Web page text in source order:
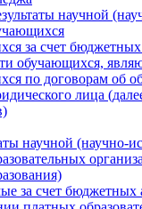
научной
за счет
обучающихся,
по договорам об
лица
научной (научно-
за счет